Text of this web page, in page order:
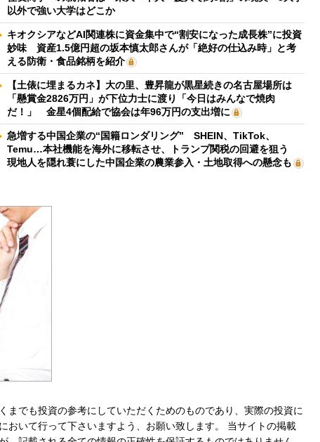
以外で強い大学はどこか
キオクシアなどAI関連株に資金集中で“割安になった成長株”に投資
妙味 資産1.5億円超の坂本慎太郎さんが「絶好の仕込み時」と考
える防衛・食品銘柄を紹介
【土俵に埋まるカネ】大の里、豊昇龍が黒星続きの名古屋場所は
「懸賞金2826万円」が下位力士に渡り「今日はみんなで焼肉
だ！」 金星4個配給で協会は年96万円の支出増に
急増する中国企業の“国籍ロンダリング” SHEIN、TikTok、
Temu…本社機能を海外に移転させ、トランプ関税の回避を狙う
現地人を隠れ蓑にした中国企業の農業参入・土地取得への懸念も
までも投資の参考にしていただくためのものであり、実際の投資に
おいて行って下さいますよう、お願い致します。 当サイトの掲載